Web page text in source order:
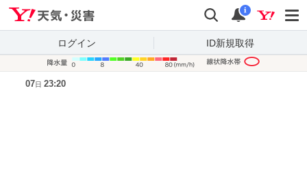
検索 通知
i
ログイン ID新規取得
07日 23:20